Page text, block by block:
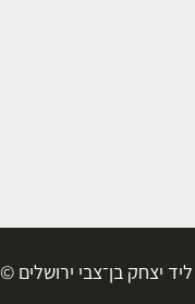
ליד יצחק בן־צבי ירושלים ©